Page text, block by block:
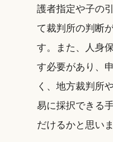
護者指定や子の
て裁判所の判断
す。また、人身
す必要があり、
く、地方裁判所
易に採択できる
だけるかと思いま